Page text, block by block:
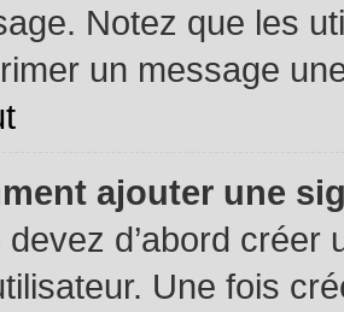
Notez que les
un message
ajouter une
devez d’abord
Une fois